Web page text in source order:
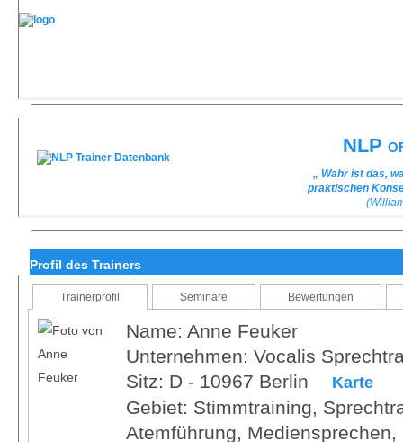
NLP
„ Wahr ist das,
praktischen
Profil des Trainers
Trainerprofil Seminare Bewertungen
Name: Anne Feuker
Unternehmen: Vocalis
Sitz: D - 10967 Berlin
Karte
Gebiet: Stimmtraining,
Atemführung,